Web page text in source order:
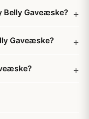
Belly Gaveæske?
Gaveæske?